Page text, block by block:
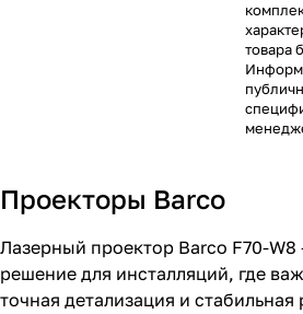
товара
Проекторы Barco
Лазерный проектор Barco F70-
решение для инсталляций, где
точная детализация и стабильная